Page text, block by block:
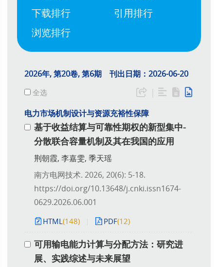
下载排行
引用排行
浏览排行
2026年, 第20卷, 第6期 刊出日期：2026-06-20
全选
电力市场机制设计与资源充裕性保障
基于收益结算与可靠性期权的新型集中-
分散联合容量机制及其在我国的应用
荆朝霞, 李嘉雯, 季天瑶
南方电网技术. 2026, 20(6): 5-18.
https://doi.org/10.13648/j.cnki.issn1674-
0629.2026.06.001
HTML(148) PDF(12)
可用输电能力计算与分配方法：研究进
展、实践综述与未来展望